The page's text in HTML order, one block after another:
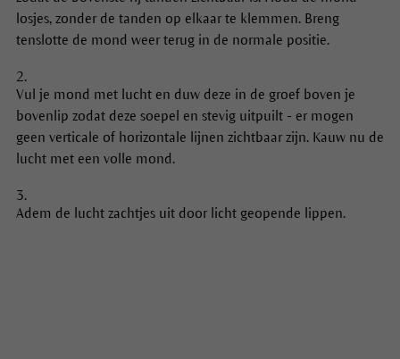
losjes, zonder de tanden op elkaar te klemmen. Breng
tenslotte de mond weer terug in de normale positie.
Vul je mond met lucht en duw deze in de groef boven je
bovenlip zodat deze soepel en stevig uitpuilt - er mogen
geen verticale of horizontale lijnen zichtbaar zijn. Kauw nu de
lucht met een volle mond.
Adem de lucht zachtjes uit door licht geopende lippen.